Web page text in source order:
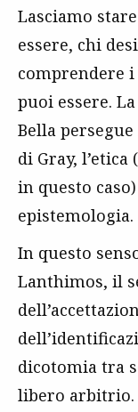
Lasciamo
essere, chi
comprendere
puoi essere.
Bella
di Gray,
in questo
epistemologia.
In questo
Lanthimos, il
dicotomia tra
libero arbitrio.